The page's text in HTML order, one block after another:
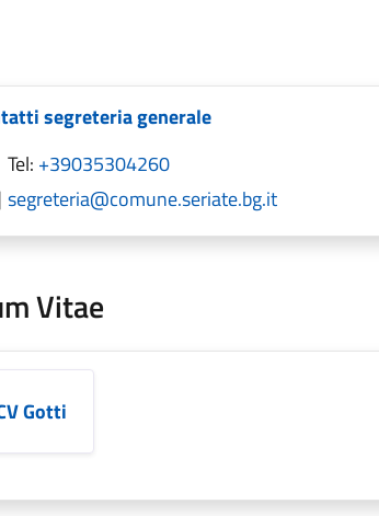
segreteria generale
Tel: +39035304260
segreteria@comune.seriate.bg.it
Vitae
Gotti